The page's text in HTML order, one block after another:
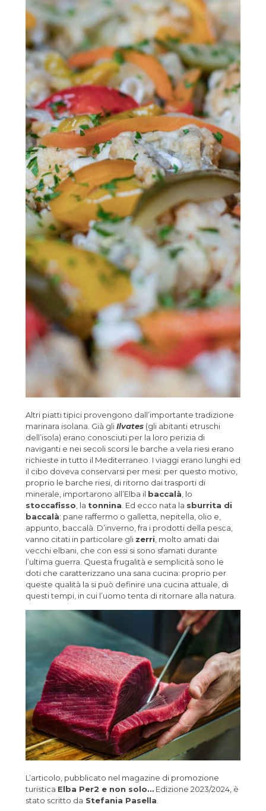
Altri piatti tipici provengono dall’importante tradizione
marinara isolana. Già gliIlvates (gli abitanti etruschi
dell’isola) erano conosciuti per la loro perizia di
naviganti e nei secoli scorsi le barche a vela riesi erano
richieste in tutto il Mediterraneo. I viaggi erano lunghi ed
il cibo doveva conservarsi per mesi: per questo motivo,
proprio le barche riesi, di ritorno dai trasporti di
minerale, importarono all’Elba il baccalà , lo
stoccafisso , la tonnina . Ed ecco nata la sburrita di
baccalà: pane raffermo o galletta, nepitella, olio e,
appunto, baccalà. D’inverno, fra i prodotti della pesca,
vanno citati in particolare gli zerri , molto amati dai
vecchi elbani, che con essi si sono sfamati durante
l’ultima guerra. Questa frugalità e semplicità sono le
doti che caratterizzano una sana cucina: proprio per
queste qualità la si può definire una cucina attuale, di
questi tempi, in cui l’uomo tenta di ritornare alla natura.
L’articolo, pubblicato nel magazine di promozione
turistica Elba Per2 e non solo… Edizione 2023/2024, è
stato scritto da Stefania Pasella